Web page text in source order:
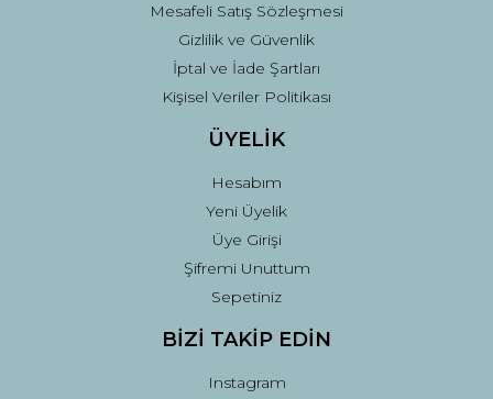
Mesafeli Satış Sözleşmesi
Gizlilik ve Güvenlik
İptal ve İade Şartları
Kişisel Veriler Politikası
ÜYELİK
Hesabım
Yeni Üyelik
Üye Girişi
Şifremi Unuttum
Sepetiniz
BİZİ TAKİP EDİN
Instagram